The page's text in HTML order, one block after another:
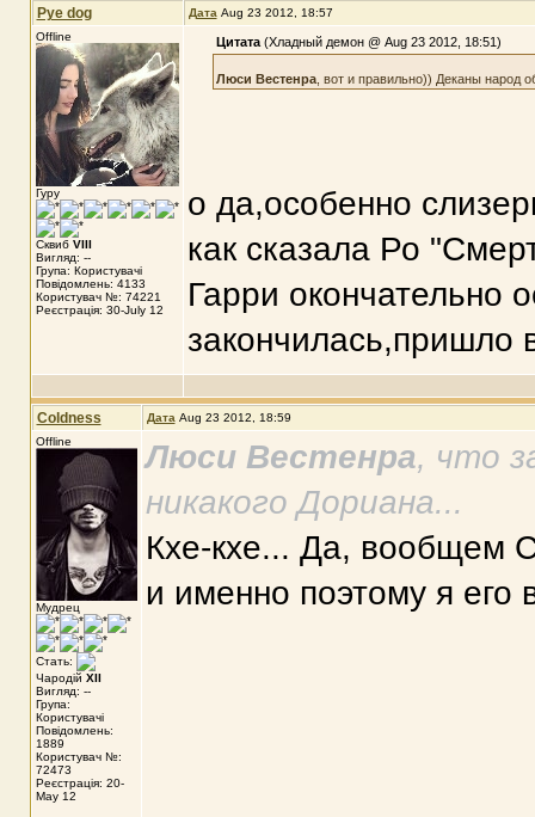
Pye dog Дата Aug 23 2012, 18:57
Offline
Гуру
Сквиб VIII
Вигляд: --
Група: Користувачі
Повідомлень: 4133
Користувач №: 74221
Реєстрація: 30-July 12
Цитата(Хладный демон @ Aug 23 2012, 18:51)
Люси Вестенра, вот и правильно)) Деканы народ
о да,особенно
как сказала Ро
Гарри окончательно
закончилась,пришло
Coldness Дата Aug 23 2012, 18:59
Offline
Мудрец
Стать:
Чародій XII
Вигляд: --
Група:
Користувачі
Повідомлень:
1889
Користувач №:
72473
Реєстрація: 20-
May 12
Люси Вестенра, что
никакого Дориана...
Кхе-кхе... Да, вообщем
и именно поэтому я его